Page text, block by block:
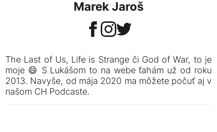
Marek Jaroš
The Last of Us, Life is Strange či God of War, to je
moje 😄 S Lukášom to na webe ťahám už od roku
2013. Navyše, od mája 2020 ma môžete počuť aj v
našom CH Podcaste.